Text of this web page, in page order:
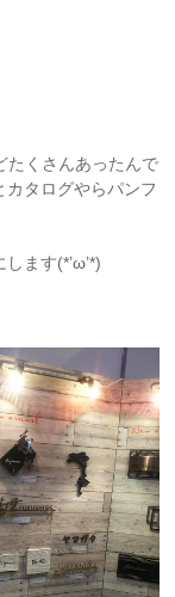
たくさんあったんで
タログやらパンフ
ます(*’ω’*)